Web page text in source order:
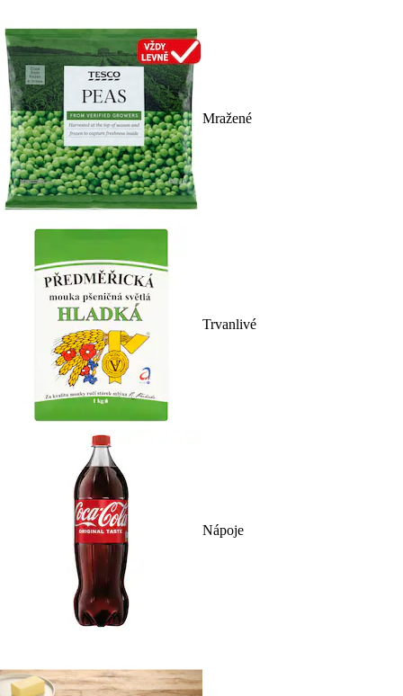
Mražené
Trvanlivé
Nápoje